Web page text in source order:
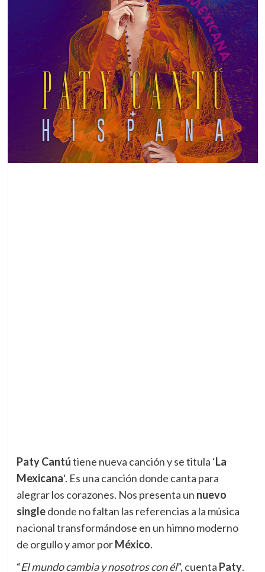
Paty Cantútiene nueva canción y se titula ‘La
Mexicana‘. Es una canción donde canta para
alegrar los corazones. Nos presenta un nuevo
singledonde no faltan las referencias a la música
nacional transformándose en un himno moderno
de orgullo y amor porMéxico.
“El mundo cambia y nosotros con él”, cuenta Paty.